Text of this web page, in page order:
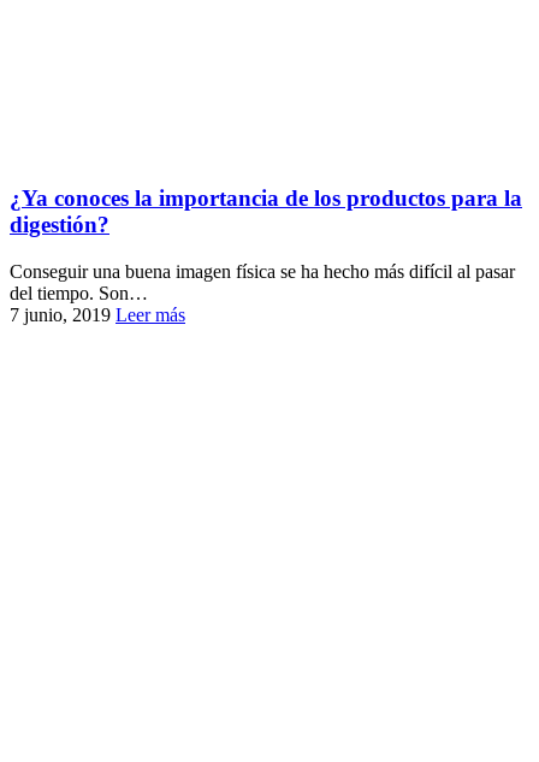
¿Ya conoces la importancia de los productos para la
digestión?
Conseguir una buena imagen física se ha hecho más difícil al pasar
del tiempo. Son…
7 junio, 2019 Leer más